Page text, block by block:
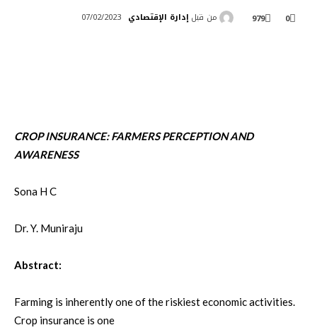
من قبل إدارة الإقتصادي 07/02/2023 0
979
CROP INSURANCE: FARMERS PERCEPTION AND
AWARENESS
Sona H C
Dr. Y. Muniraju
:Abstract
Farming is inherently one of the riskiest economic activities.
Crop insurance is one